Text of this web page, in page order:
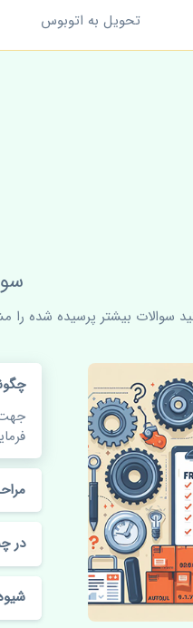
تحویل به اتوبوس
سوالات بیشتر پرسیده شده
در